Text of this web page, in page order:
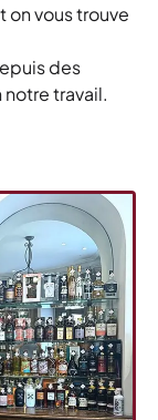
vous trouve
des
notre travail.